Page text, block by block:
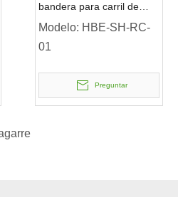
bandera para carril de
precios
Modelo: HBE-SH-RC-
01
Preguntar